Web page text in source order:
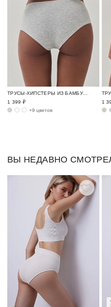
ТРУСЫ-ХИПСТЕРЫ ИЗ БАМБУКА БЕСШОВНЫЙ БАМБУК / BAMBOO SEAMLESS
1 399 ₽
+9 цветов
1
ВЫ НЕДАВНО